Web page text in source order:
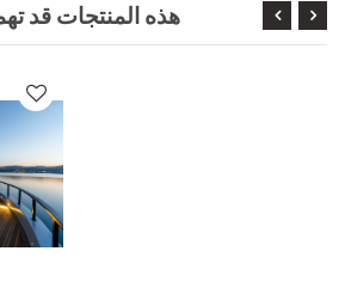
هذه المنتجات قد